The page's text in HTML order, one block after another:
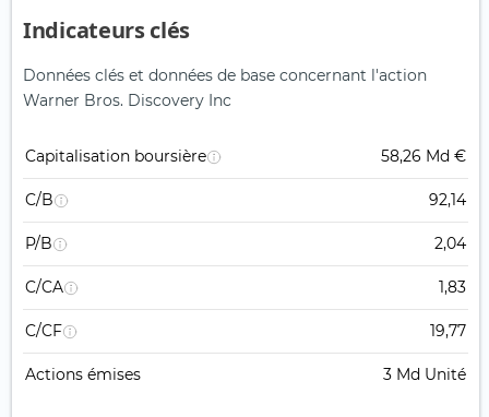
Indicateurs clés
Données clés et données de base concernant l'action
Warner Bros. Discovery Inc
Capitalisation boursière 58,26 Md €
C/B 92,14
P/B 2,04
C/CA 1,83
C/CF 19,77
Actions émises 3 Md Unité